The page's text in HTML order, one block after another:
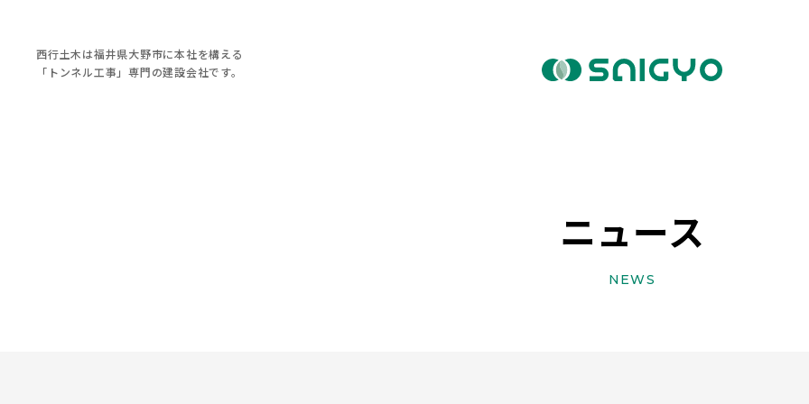
西行土木は福井県大野市に本社を構える
「トンネル工事」専門の建設会社です。
ニュース
NEWS